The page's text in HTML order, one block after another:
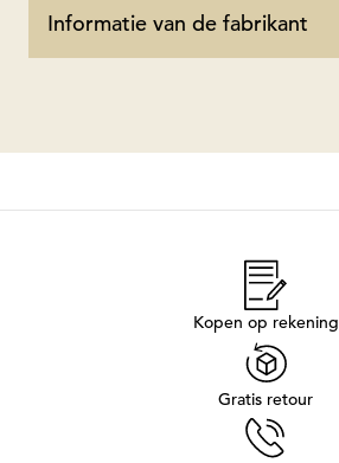
Informatie van de fabrikant
Kopen op rekening
Gratis retour